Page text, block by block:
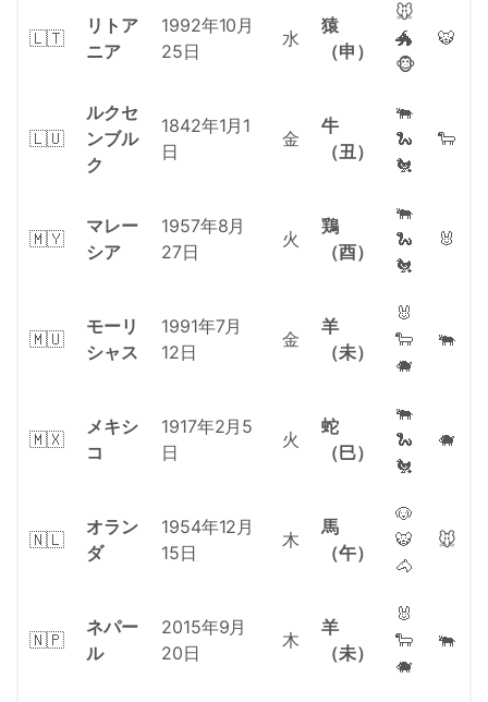
🇱🇹
リトア
ニア
1992年10月
25日
水
猿
（申）
🐭
🐲
🐵
🐯
🇱🇺
ルクセ
ンブル
ク
1842年1月1
日
金
牛
（丑）
🐃
🐍
🐔
🐑
🇲🇾
マレー
シア
1957年8月
27日
火
鶏
（酉）
🐃
🐍
🐔
🐰
🇲🇺
モーリ
シャス
1991年7月
12日
金
羊
（未）
🐰
🐑
🐗
🐃
🇲🇽
メキシ
コ
1917年2月5
日
火
蛇
（巳）
🐃
🐍
🐔
🐗
🇳🇱
オラン
ダ
1954年12月
15日
木
馬
（午）
🐶
🐯
🐴
🐭
🇳🇵
ネパー
ル
2015年9月
20日
木
羊
（未）
🐰
🐑
🐗
🐃